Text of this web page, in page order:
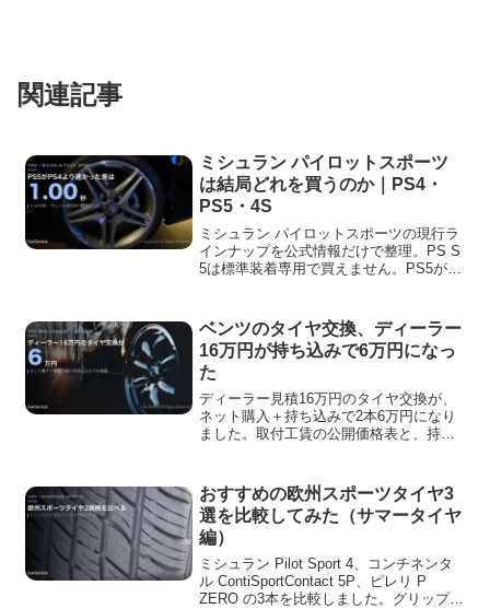
関連記事
ミシュラン パイロットスポーツ
は結局どれを買うのか｜PS4・
PS5・4S
ミシュラン パイロットスポーツの現行ラ
インナップを公式情報だけで整理。PS S
5は標準装着専用で買えません。PS5が
ベンツのタイヤ交換、ディーラー
16万円が持ち込みで6万円になっ
た
ディーラー見積16万円のタイヤ交換が、
ネット購入＋持ち込みで2本6万円になり
ました。取付工賃の公開価格表と、持ち
おすすめの欧州スポーツタイヤ3
選を比較してみた（サマータイヤ
編）
ミシュラン Pilot Sport 4、コンチネンタ
ル ContiSportContact 5P、ピレリ P
ZERO の3本を比較しました。グリップ・